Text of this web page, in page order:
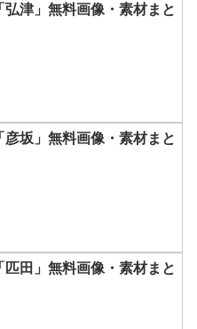
弘津」無料画像・素材まと
彦坂」無料画像・素材まと
匹田」無料画像・素材まと